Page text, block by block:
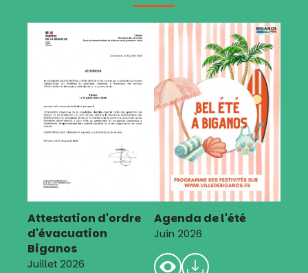
Attestation d'ordre
d'évacuation
Biganos
Juillet 2026
Agenda de l'été
Juin 2026